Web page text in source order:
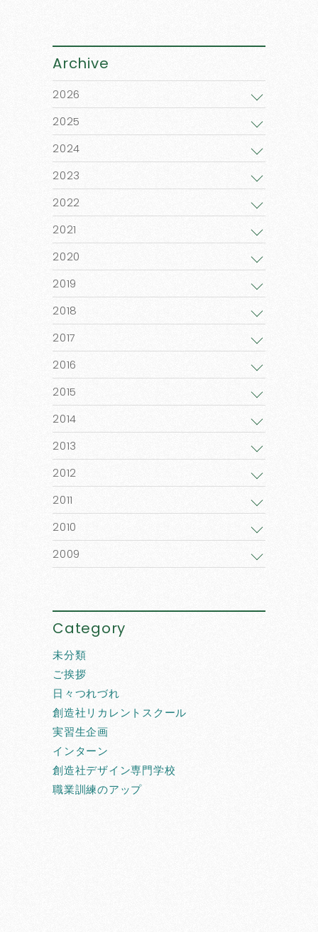
Archive
2026
2025
2024
2023
2022
2021
2020
2019
2018
2017
2016
2015
2014
2013
2012
2011
2010
2009
Category
未分類
ご挨拶
日々つれづれ
創造社リカレントスクール
実習生企画
インターン
創造社デザイン専門学校
職業訓練のアップ